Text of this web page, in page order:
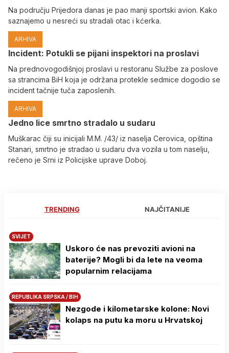
Na području Prijedora danas je pao manji sportski avion. Kako
saznajemo u nesreći su stradali otac i kćerka.
ARHIVA
Incident: Potukli se pijani inspektori na proslavi
Na prednovogodišnjoj proslavi u restoranu Službe za poslove
sa strancima BiH koja je održana protekle sedmice dogodio se
incident tačnije tuča zaposlenih.
ARHIVA
Јedno lice smrtno stradalo u sudaru
Muškarac čiji su inicijali M.M. /43/ iz naselja Cerovica, opština
Stanari, smrtno je stradao u sudaru dva vozila u tom naselju,
rečeno je Srni iz Policijske uprave Doboj.
TRENDING NAJČITANIJE
SVIJET
Uskoro će nas prevoziti avioni na
baterije? Mogli bi da lete na veoma
popularnim relacijama
REPUBLIKA SRPSKA / BIH
Nezgode i kilometarske kolone: Novi
kolaps na putu ka moru u Hrvatskoj